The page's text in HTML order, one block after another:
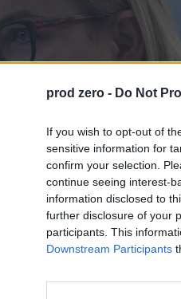
prod zero - Do Not
If you wish to opt-out of
sensitive information for
confirm your selection.
continue seeing interest-
information disclosed to
further disclosure of your
participants. This
Downstream Participants